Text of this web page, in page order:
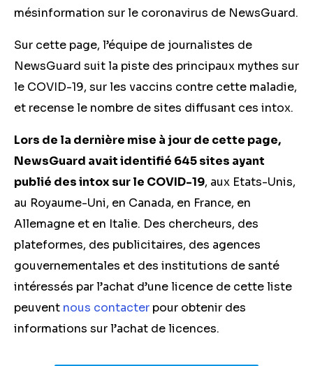
mésinformation sur le coronavirus de NewsGuard.
Sur cette page, l’équipe de journalistes de
NewsGuard suit la piste des principaux mythes sur
le COVID-19, sur les vaccins contre cette maladie,
et recense le nombre de sites diffusant ces intox.
Lors de la dernière mise à jour de cette page,
NewsGuard avait identifié 645 sites ayant
publié des intox sur le COVID-19, aux Etats-Unis,
au Royaume-Uni, en Canada, en France, en
Allemagne et en Italie. Des chercheurs, des
plateformes, des publicitaires, des agences
gouvernementales et des institutions de santé
intéressés par l’achat d’une licence de cette liste
peuvent nous contacter pour obtenir des
informations sur l’achat de licences.